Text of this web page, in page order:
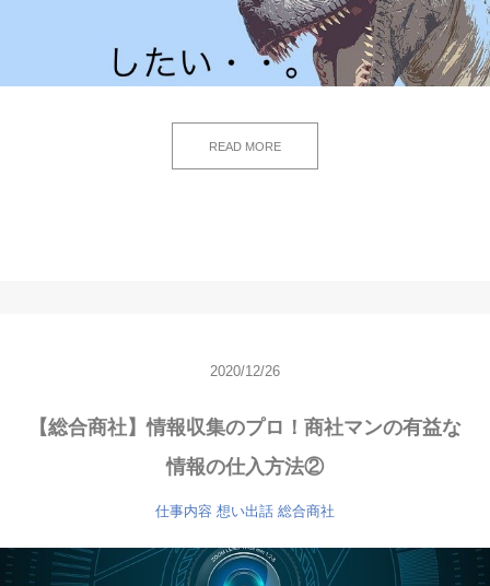
READ MORE
2020/12/26
【総合商社】情報収集のプロ！商社マンの有益な
情報の仕入方法②
仕事内容 想い出話 総合商社